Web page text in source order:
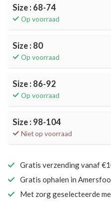
Size : 68-74
Op voorraad
Size : 80
Op voorraad
Size : 86-92
Op voorraad
Size : 98-104
Niet op voorraad
Gratis verzending vanaf
Gratis ophalen in
Met zorg geselecteerde